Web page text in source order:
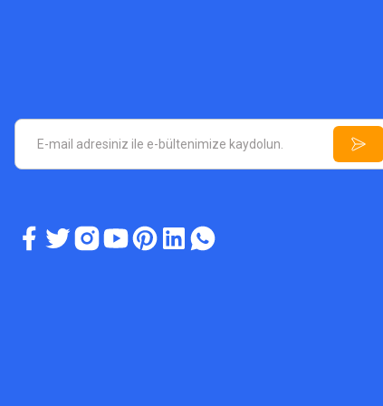
ASYA DEDEKTÖR TEKNOLOJILERI
A6 Plus Dedektör Fiyatı
75.000,00 TL